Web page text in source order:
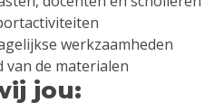
werkzaamheden
de materialen
jou: